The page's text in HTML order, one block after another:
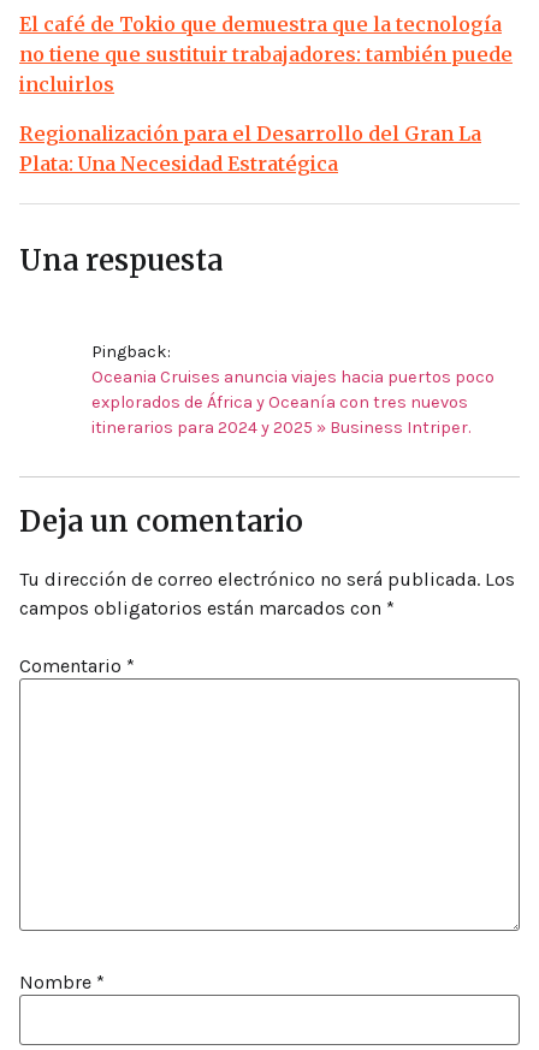
El café de Tokio que demuestra que la tecnología
no tiene que sustituir trabajadores: también puede
incluirlos
Regionalización para el Desarrollo del Gran La
Plata: Una Necesidad Estratégica
Una respuesta
Pingback:
Oceania Cruises anuncia viajes hacia puertos poco
explorados de África y Oceanía con tres nuevos
itinerarios para 2024 y 2025 » Business Intriper.
Deja un comentario
Tu dirección de correo electrónico no será publicada. Los
campos obligatorios están marcados con *
Comentario *
Nombre *